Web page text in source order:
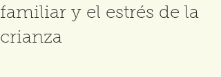
familiar y el estrés de la
crianza